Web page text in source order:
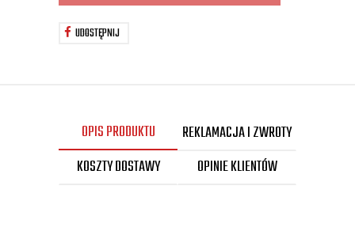
UDOSTĘPNIJ
OPIS PRODUKTU
REKLAMACJA I ZWROTY
KOSZTY DOSTAWY
OPINIE KLIENTÓW